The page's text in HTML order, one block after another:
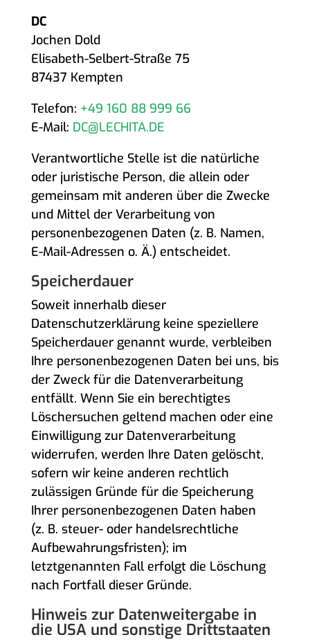
DC
Jochen Dold
Elisabeth-Selbert-Straße 75
87437 Kempten
Telefon: +49 160 88 999 66
E-Mail: DC@LECHITA.DE
Verantwortliche Stelle ist die natürliche
oder juristische Person, die allein oder
gemeinsam mit anderen über die Zwecke
und Mittel der Verarbeitung von
personenbezogenen Daten (z. B. Namen,
E-Mail-Adressen o. Ä.) entscheidet.
Speicherdauer
Soweit innerhalb dieser
Datenschutzerklärung keine speziellere
Speicherdauer genannt wurde, verbleiben
Ihre personenbezogenen Daten bei uns, bis
der Zweck für die Datenverarbeitung
entfällt. Wenn Sie ein berechtigtes
Löschersuchen geltend machen oder eine
Einwilligung zur Datenverarbeitung
widerrufen, werden Ihre Daten gelöscht,
sofern wir keine anderen rechtlich
zulässigen Gründe für die Speicherung
Ihrer personenbezogenen Daten haben
(z. B. steuer- oder handelsrechtliche
Aufbewahrungsfristen); im
letztgenannten Fall erfolgt die Löschung
nach Fortfall dieser Gründe.
Hinweis zur Datenweitergabe in
die USA und sonstige Drittstaaten